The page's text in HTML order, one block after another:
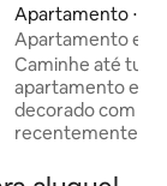
média de
Apartamento ⋅
alls
Apartamento
centro da cidade
montanha e o rio
Caminhe até
apartamento
decorado com
recentemente
poucos passos da